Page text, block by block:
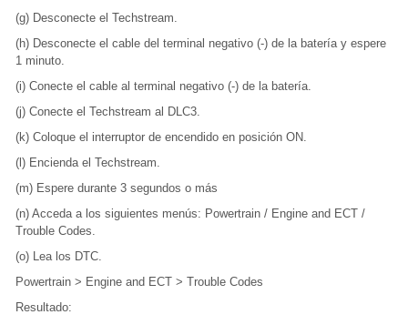
(g) Desconecte el Techstream.
(h) Desconecte el cable del terminal negativo (-) de la batería y espere
1 minuto.
(i) Conecte el cable al terminal negativo (-) de la batería.
(j) Conecte el Techstream al DLC3.
(k) Coloque el interruptor de encendido en posición ON.
(l) Encienda el Techstream.
(m) Espere durante 3 segundos o más
(n) Acceda a los siguientes menús: Powertrain / Engine and ECT /
Trouble Codes.
(o) Lea los DTC.
Powertrain > Engine and ECT > Trouble Codes
Resultado: